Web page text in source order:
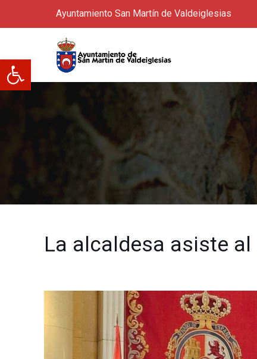
Abrir barra de herramientas
Ayuntamiento San Martín de Valdeiglesias
La alcaldesa asiste